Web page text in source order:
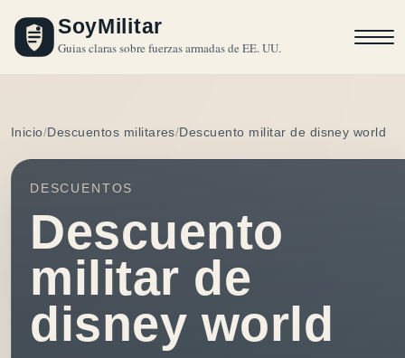
SoyMilitar
Guias claras sobre fuerzas armadas de EE. UU.
Inicio Descuentos militares Descuento militar de disney world
DESCUENTOS
Descuento
militar de
disney world